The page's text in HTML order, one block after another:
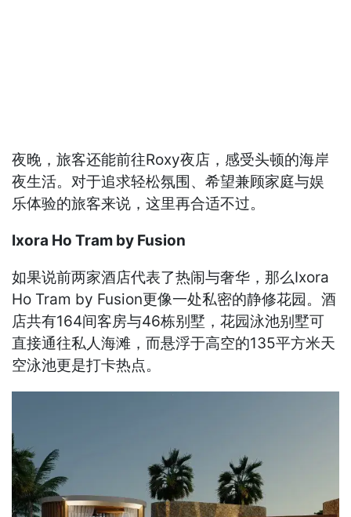
夜晚，旅客还能前往Roxy夜店，感受头顿的海岸
夜生活。对于追求轻松氛围、希望兼顾家庭与娱
乐体验的旅客来说，这里再合适不过。
Ixora Ho Tram by Fusion
如果说前两家酒店代表了热闹与奢华，那么Ixora
Ho Tram by Fusion更像一处私密的静修花园。酒
店共有164间客房与46栋别墅，花园泳池别墅可
直接通往私人海滩，而悬浮于高空的135平方米天
空泳池更是打卡热点。